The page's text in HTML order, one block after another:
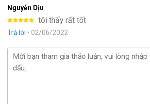
Nguyễn Dịu
out of 5
tôi thấy rất tốt
Trả lời • 02/06/2022